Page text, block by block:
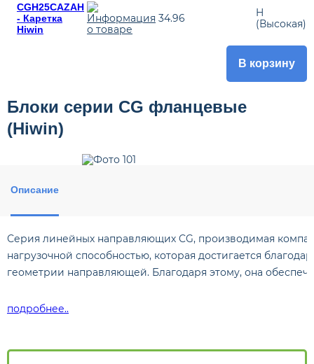
CGH25CAZAH
- Каретка
Hiwin
34.96
H
(Высокая)
В корзину
Блоки серии CG фланцевые
(Hiwin)
Описание
Серия линейных направляющих CG, производимая
нагрузочной способностью, которая достигается
геометрии направляющей. Благодаря этому, она
подробнее..